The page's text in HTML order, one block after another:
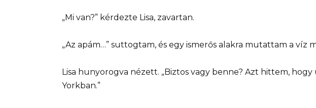
„Mi van?” kérdezte Lisa, zavartan.
„Az apám…” suttogtam, és egy ismerős alakra mutattam a víz
Lisa hunyorogva nézett. „Biztos vagy benne? Azt hittem,
Yorkban.”